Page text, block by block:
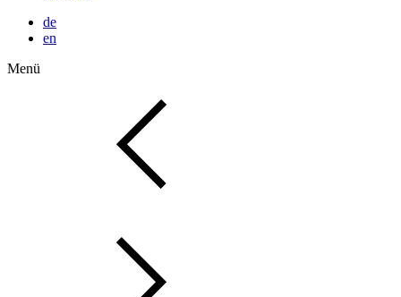
de
en
Menü